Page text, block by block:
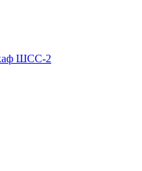
ШСС-2